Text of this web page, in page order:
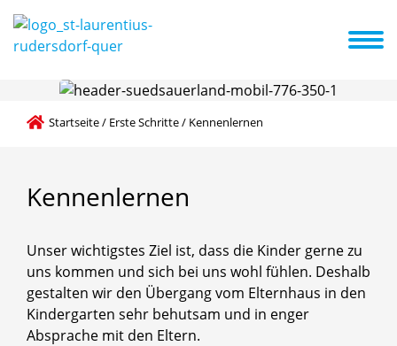
Elternmitarbeit Familienzentrum
Startseite/ Erste Schritte/ Kennenlernen
Kennenlernen
Unser wichtigstes Ziel ist, dass die Kinder gerne zu
uns kommen und sich bei uns wohl fühlen. Deshalb
gestalten wir den Übergang vom Elternhaus in den
Kindergarten sehr behutsam und in enger
Absprache mit den Eltern.